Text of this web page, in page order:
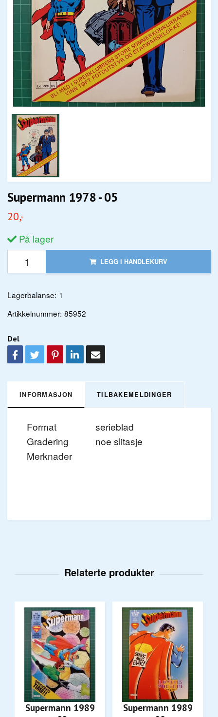
Supermann 1978 - 05
20,-
På lager
LEGG I HANDLEKURV
Lagerbalanse: 1
Artikkelnummer: 85952
Del
INFORMASJON TILBAKEMELDINGER
Format
serieblad
Gradering
noe slitasje
Merknader
Supermann 1989
Supermann 1989